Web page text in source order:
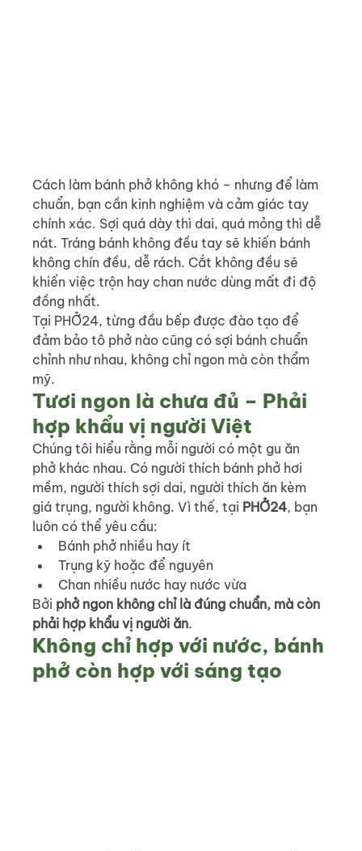
Cách làm bánh phở không khó – nhưng để làm
chuẩn, bạn cần kinh nghiệm và cảm giác tay
chính xác. Sợi quá dày thì dai, quá mỏng thì dễ
nát. Tráng bánh không đều tay sẽ khiến bánh
không chín đều, dễ rách. Cắt không đều sẽ
khiến việc trộn hay chan nước dùng mất đi độ
đồng nhất.
Tại PHỞ24, từng đầu bếp được đào tạo để
đảm bảo tô phở nào cũng có sợi bánh chuẩn
chỉnh như nhau, không chỉ ngon mà còn thẩm
mỹ.
Tươi ngon là chưa đủ – Phải
hợp khẩu vị người Việt
Chúng tôi hiểu rằng mỗi người có một gu ăn
phở khác nhau. Có người thích bánh phở hơi
mềm, người thích sợi dai, người thích ăn kèm
giá trụng, người không. Vì thế, tại PHỞ24, bạn
luôn có thể yêu cầu:
Bánh phở nhiều hay ít
Trụng kỹ hoặc để nguyên
Chan nhiều nước hay nước vừa
Bởi phở ngon không chỉ là đúng chuẩn, mà còn
phải hợp khẩu vị người ăn.
Không chỉ hợp với nước, bánh
phở còn hợp với sáng tạo